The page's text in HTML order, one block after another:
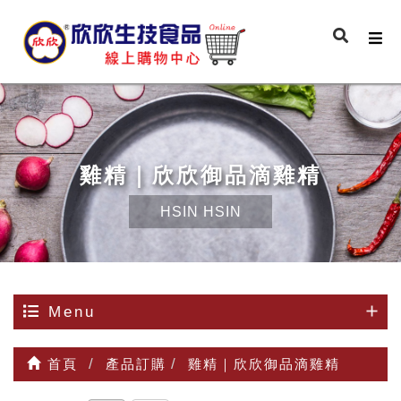
雞精｜欣欣御品滴雞精
HSIN HSIN
Menu
首頁 產品訂購 雞精｜欣欣御品滴雞精